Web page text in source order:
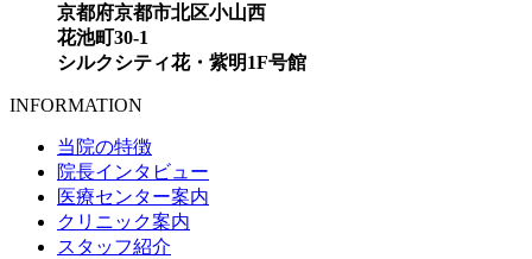
京都府京都市北区小山西
花池町30-1
シルクシティ花・紫明1F号館
INFORMATION
当院の特徴
院長インタビュー
医療センター案内
クリニック案内
スタッフ紹介